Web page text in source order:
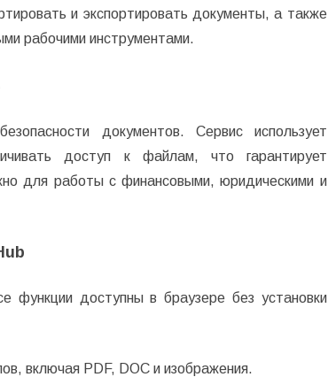
и экспортировать документы, а также
рабочими инструментами.
документов. Сервис использует
доступ к файлам, что гарантирует
для работы с финансовыми, юридическими и
функции доступны в браузере без установки
включая PDF, DOC и изображения.